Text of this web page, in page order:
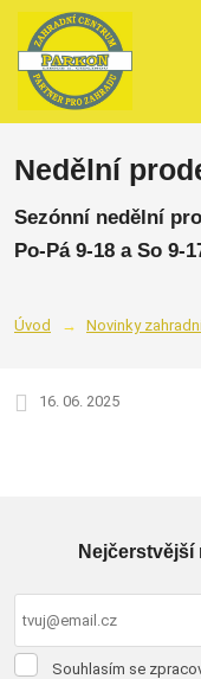
Nedělní
Sezónní nedělní
Po-Pá 9-18 a So 9-
Úvod Novinky
16. 06. 2025
Nejčerstvější
Souhlasím
Souhlasím se